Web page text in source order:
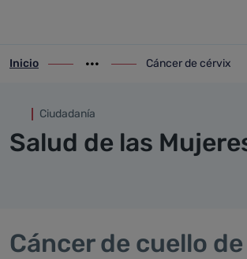
ir-a inicio
Inicio
Mostrar opciones del
ir-a Cáncer de cérvix
Cáncer de cérvix
Ciudadanía
Salud de las
Cáncer de cuello